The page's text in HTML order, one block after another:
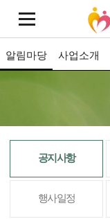
알림마당 사업소개
공지사항
행사일정